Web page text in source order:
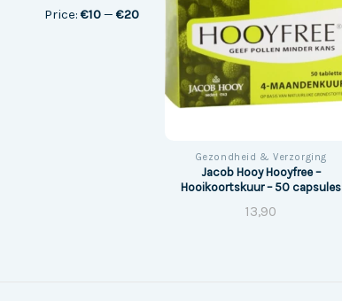
Price: €10— €20
Gezondheid & Verzorging
Jacob Hooy Hooyfree –
Hooikoortskuur – 50 capsules
13,90